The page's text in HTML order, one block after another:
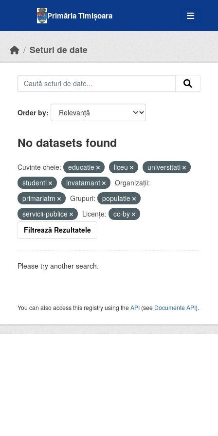
Primăria Timișoara
Seturi de date
Order by
No datasets found
Cuvinte cheie: educatie liceu
universitati
studenti
invatamant
Organizații:
primariatm
Grupuri:
populatie
servicii-publice
Licenţe:
cc-by
Filtrează Rezultatele
Please try another search.
You can also access this registry using theAPI (see Documente API).